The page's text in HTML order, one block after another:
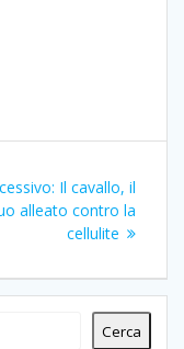
Articolo
successivo:
Il cavallo, il
alleato contro la
cellulite
Cerca